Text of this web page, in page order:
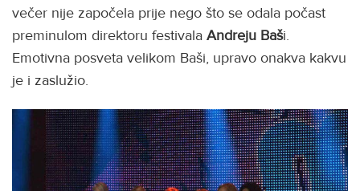
večer nije započela prije nego što se odala počast
preminulom direktoru festivala Andreju Baši.
Emotivna posveta velikom Baši, upravo onakva kakvu
je i zaslužio.